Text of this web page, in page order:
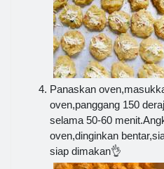
Panaskan
oven,panggang 150
selama 50-60
oven,dinginkan
siap dimakan👌